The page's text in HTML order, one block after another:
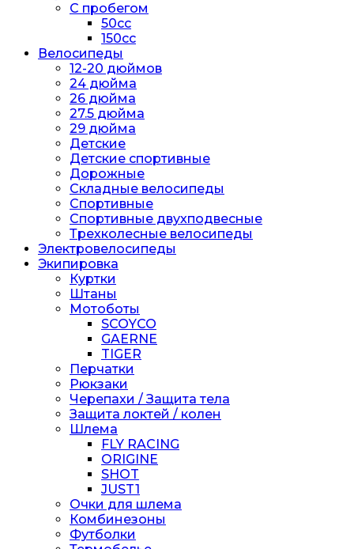
С пробегом
50cc
150cc
Велосипеды
12-20 дюймов
24 дюйма
26 дюйма
27.5 дюйма
29 дюйма
Детские
Детские спортивные
Дорожные
Складные велосипеды
Спортивные
Спортивные двухподвесные
Трехколесные велосипеды
Электровелосипеды
Экипировка
Куртки
Штаны
Мотоботы
SCOYCO
GAERNE
TIGER
Перчатки
Рюкзаки
Черепахи / Защита тела
Защита локтей / колен
Шлема
FLY RACING
ORIGINE
SHOT
JUST1
Очки для шлема
Комбинезоны
Футболки